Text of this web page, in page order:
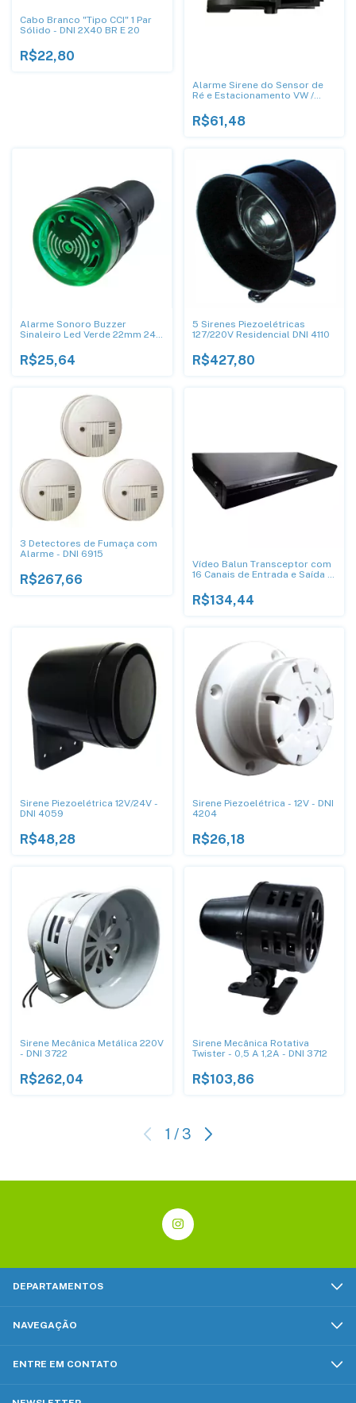
Cabo Branco "Tipo CCI" 1 Par
Sólido - DNI 2X40 BR E 20
R$22,80
Alarme Sirene do Sensor de
Ré e Estacionamento VW /
DNI 0531
R$61,48
Alarme Sonoro Buzzer
Sinaleiro Led Verde 22mm 24V
R$25,64
5 Sirenes Piezoelétricas
127/220V Residencial DNI 4110
R$427,80
3 Detectores de Fumaça com
Alarme - DNI 6915
R$267,66
Vídeo Balun Transceptor com
16 Canais de Entrada e Saída -
R$134,44
Sirene Piezoelétrica 12V/24V -
DNI 4059
R$48,28
Sirene Piezoelétrica - 12V - DNI
4204
R$26,18
Sirene Mecânica Metálica 220V
- DNI 3722
R$262,04
Sirene Mecânica Rotativa
Twister - 0,5 A 1,2A - DNI 3712
R$103,86
1 / 3
DEPARTAMENTOS
NAVEGAÇÃO
ENTRE EM CONTATO